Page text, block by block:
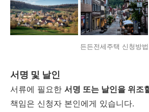
든든전세주택 신청방법
서명 및 날인
서류에 필요한 서명 또는 날인을 위조
책임은 신청자 본인에게 있습니다.